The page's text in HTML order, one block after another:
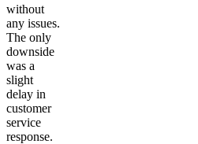
without
any issues.
The only
downside
was a
slight
delay in
customer
service
response.